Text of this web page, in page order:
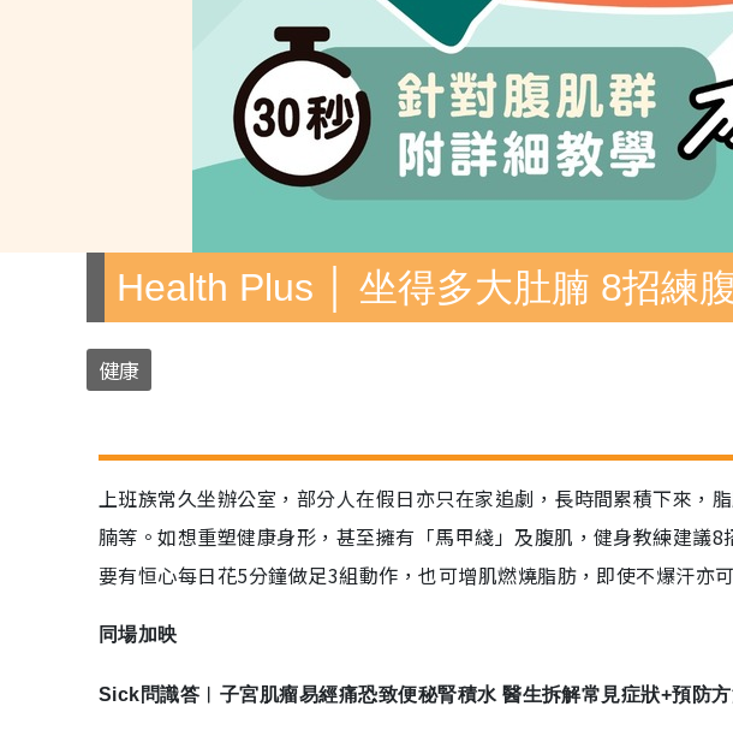
Health Plus │ 坐得多大肚腩 8招練
健康
上班族常久坐辦公室，部分人在假日亦只在家追劇，長時間累積下來，
腩等。如想重塑健康身形，甚至擁有「馬甲綫」及腹肌，健身教練建議
要有恒心每日花5分鐘做足3組動作，也可增肌燃燒脂肪，即使不爆汗亦
同場加映
Sick問識答︳子宮肌瘤易經痛恐致便秘腎積水 醫生拆解常見症狀+預防